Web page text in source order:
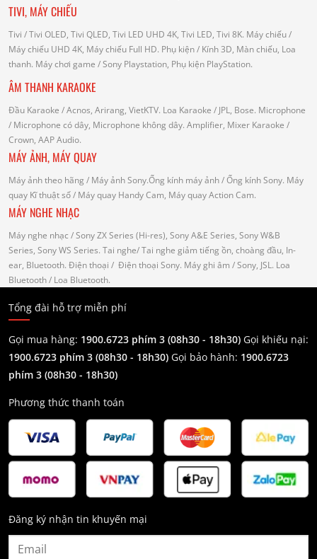
TIVI, MÁY CHIẾU
Tivi / Tivi OLED, Tivi QLED, Tivi LED UHD 4K, Tivi LED, Tivi 8K. Máy chiếu/
Máy chiếu UHD 4K, Máy chiếu Full HD. Phụ kiện/ Kính 3D, Màn chiếu, Loa
thanh. Máy chơi game / Sony Playstation, Phụ kiện PlayStation.
ÂM THANH KARAOKE
Đầu Karaoke / Acnos, Arirang, VietKTV. Loa Karaoke / JPL, Bose. Microphone
/ Microphone có dây, Microphone không dây. Amplifier, Mixer Karaoke /
Crown, AAP Audio.
MÁY ẢNH, MÁY QUAY
Máy ảnh theo hãng / Máy ảnh Sony.Ống kính máy ảnh / Ống kính Sony. Máy
quay Kĩ thuật số/ Máy quay Handy Cam, Máy quay Action Cam.
MÁY NGHE NHẠC
Máy nghe nhạc / Sony ZX Series (Hi-res), Sony A&E Series, Sony W&B
Series, Sony WS Series. Tai nghe/ Tai nghe giảm tiếng ồn, choàng đầu, In-
ear, Bluetooth. Điện thoại / Điện thoại Sony. Máy ghi âm / Sony, JSL. Loa
Bluetooth/ Loa Bluetooth.
Tổng đài hỗ trợ miễn phí
Gọi mua hàng: 1900.6723 phím 3 (08h30 - 18h30) Gọi khiếu nại:
1900.6723 phím 3 (08h30 - 18h30) Gọi bảo hành: 1900.6723
phím 3 (08h30 - 18h30)
Phương thức thanh toán
Đăng ký nhận tin khuyến mại